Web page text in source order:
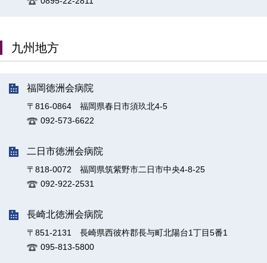
九州地方
福岡徳洲会病院
〒816-0864 福岡県春日市須玖北4-5
092-573-6622
二日市徳洲会病院
〒818-0072 福岡県筑紫野市二日市中央4-8-25
092-922-2531
長崎北徳洲会病院
〒851-2131 長崎県西彼杵郡長与町北陽台1丁目5番1
095-813-5800